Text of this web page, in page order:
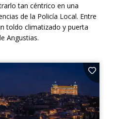
tan céntrico en una
de la Policía Local. Entre
toldo climatizado y puerta
Angustias.